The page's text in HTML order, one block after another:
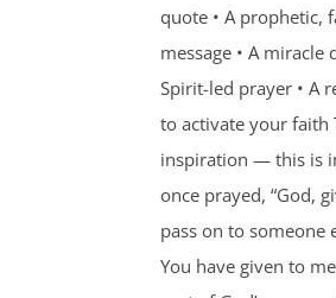
quote • A prophetic,
message • A miracle
Spirit-led prayer • A
to activate your faith
inspiration — this is
once prayed, “God,
pass on to someone
You have given to